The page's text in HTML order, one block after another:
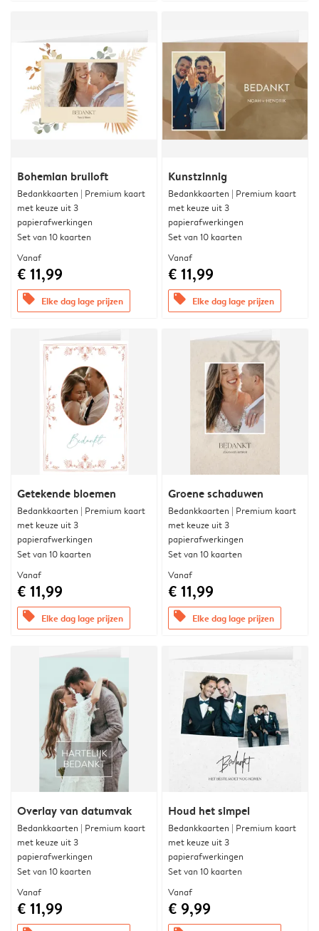
Bohemian bruiloft
Bedankkaarten | Premium kaart
met keuze uit 3
papierafwerkingen
Set van 10 kaarten
Vanaf
€ 11,99
offers Elke dag lage prijzen
Kunstzinnig
Bedankkaarten | Premium kaart
met keuze uit 3
papierafwerkingen
Set van 10 kaarten
Vanaf
€ 11,99
offers Elke dag lage prijzen
Getekende bloemen
Bedankkaarten | Premium kaart
met keuze uit 3
papierafwerkingen
Set van 10 kaarten
Vanaf
€ 11,99
offers Elke dag lage prijzen
Groene schaduwen
Bedankkaarten | Premium kaart
met keuze uit 3
papierafwerkingen
Set van 10 kaarten
Vanaf
€ 11,99
offers Elke dag lage prijzen
Overlay van datumvak
Bedankkaarten | Premium kaart
met keuze uit 3
papierafwerkingen
Set van 10 kaarten
Vanaf
€ 11,99
Houd het simpel
Bedankkaarten | Premium kaart
met keuze uit 3
papierafwerkingen
Set van 10 kaarten
Vanaf
€ 9,99